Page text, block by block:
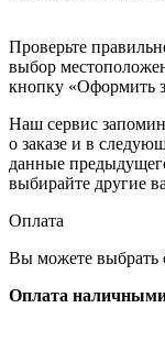
Проверьте
выбор
кнопку «Оформить
Наш сервис
о заказе и в
данные
выбирайте другие
Оплата
Вы можете выбрать
Оплата